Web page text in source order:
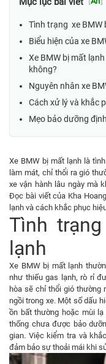
Tình trạng xe BMW
Biểu hiện của xe
Xe BMW bị mất
không?
Nguyên nhân xe
Cách xử lý và khắc
Mẹo bảo dưỡng
Xe BMW bị mất lạnh là
làm mát, chỉ thổi ra gió
xe vận hành lâu ngày mà
Đọc bài viết của Kha
lạnh và cách khắc phục
Tình
lạnh
Xe BMW bị mất lạnh
như thiếu gas lạnh, rò rỉ
hòa sẽ chỉ thổi gió thường
ngồi trong xe. Một số dấu
ồn bất thường hoặc mùi
thống chưa được bảo
gian. Việc kiểm tra và
đảm bảo sự thoải mái khi